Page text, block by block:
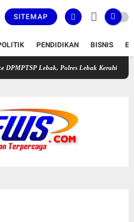
SITEMAP
PENDIDIKAN BISNIS
Polres Lebak Kerahkan Pengamanan